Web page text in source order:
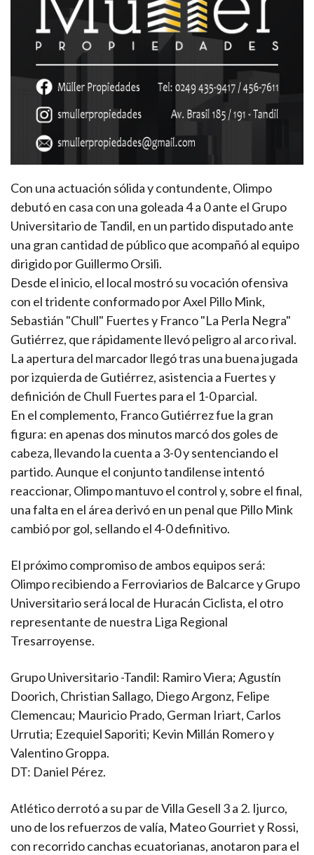
Con una actuación sólida y contundente, Olimpo
debutó en casa con una goleada 4 a 0 ante el Grupo
Universitario de Tandil, en un partido disputado ante
una gran cantidad de público que acompañó al equipo
dirigido por Guillermo Orsili.
Desde el inicio, el local mostró su vocación ofensiva
con el tridente conformado por Axel Pillo Mink,
Sebastián "Chull" Fuertes y Franco "La Perla Negra"
Gutiérrez, que rápidamente llevó peligro al arco rival.
La apertura del marcador llegó tras una buena jugada
por izquierda de Gutiérrez, asistencia a Fuertes y
definición de Chull Fuertes para el 1-0 parcial.
En el complemento, Franco Gutiérrez fue la gran
figura: en apenas dos minutos marcó dos goles de
cabeza, llevando la cuenta a 3-0 y sentenciando el
partido. Aunque el conjunto tandilense intentó
reaccionar, Olimpo mantuvo el control y, sobre el final,
una falta en el área derivó en un penal que Pillo Mink
cambió por gol, sellando el 4-0 definitivo.
El próximo compromiso de ambos equipos será:
Olimpo recibiendo a Ferroviarios de Balcarce y Grupo
Universitario será local de Huracán Ciclista, el otro
representante de nuestra Liga Regional
Tresarroyense.
Grupo Universitario -Tandil: Ramiro Viera; Agustín
Doorich, Christian Sallago, Diego Argonz, Felipe
Clemencau; Mauricio Prado, German Iriart, Carlos
Urrutia; Ezequiel Saporiti; Kevin Millán Romero y
Valentino Groppa.
DT: Daniel Pérez.
Atlético derrotó a su par de Villa Gesell 3 a 2. Ijurco,
uno de los refuerzos de valía, Mateo Gourriet y Rossi,
con recorrido canchas ecuatorianas, anotaron para el